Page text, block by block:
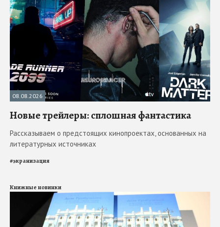
08.08.2026
Новые трейлеры: сплошная фантастика
Рассказываем о предстоящих кинопроектах, основанных на
литературных источниках
#экранизация
Книжные новинки